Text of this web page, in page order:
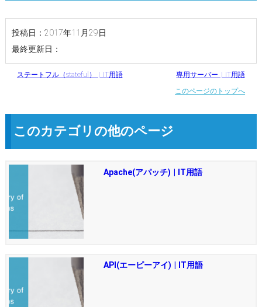
投稿日：2017年11月29日
最終更新日：
ステートフル（stateful） | IT用語
専用サーバー | IT用語
このページのトップへ
このカテゴリの他のページ
Apache(アパッチ) | IT用語
API(エーピーアイ) | IT用語